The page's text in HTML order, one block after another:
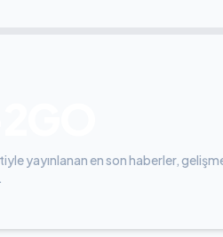
yayınlanan en son haberler,